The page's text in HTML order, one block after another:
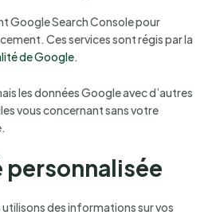
Google Search Console pour
Ces services sont régis par la
de Google.
les données Google avec d’autres
vous concernant sans votre
des informations sur vos